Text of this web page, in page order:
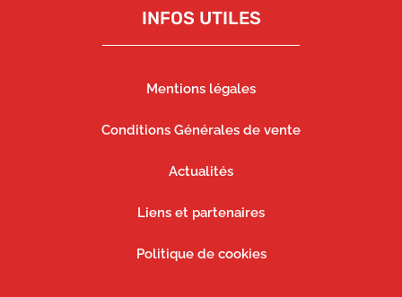
INFOS UTILES
Mentions légales
Conditions Générales de vente
Actualités
Liens et partenaires
Politique de cookies